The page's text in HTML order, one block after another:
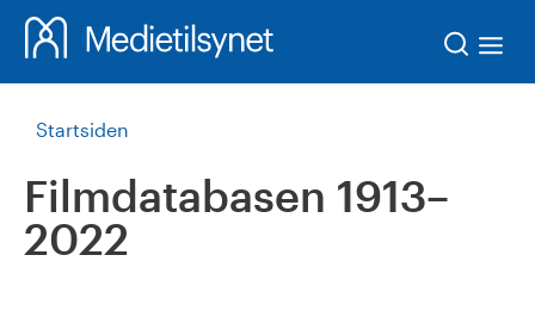
Startsiden
Filmdatabasen 1913–
2022